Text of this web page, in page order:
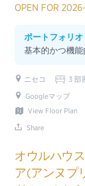
OPEN FOR
ポートフォリ
基本的かつ機
ニセコ 3 部
Googleマップ
View Floor Plan
Share
オウルハウ
ア(アンヌプ